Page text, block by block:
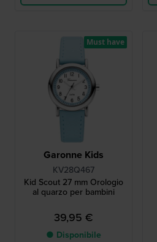
Garonne Kids
KV28Q467
Kid Scout 27 mm Orologio
al quarzo per bambini
39,95 €
● Disponibile
Must have